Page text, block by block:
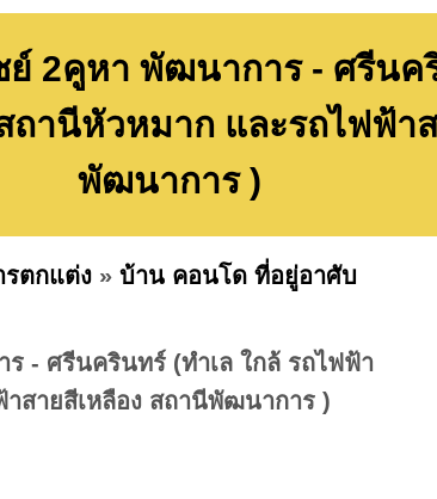
2คูหา พัฒนาการ - ศรีนค
านีหัวหมาก และรถไฟฟ้า
พัฒนาการ )
ตกแต่ง » บ้าน คอนโด ที่อยู่อาศับ
- ศรีนครินทร์ (ทำเล ใกล้ รถไฟฟ้า
สายสีเหลือง สถานีพัฒนาการ )